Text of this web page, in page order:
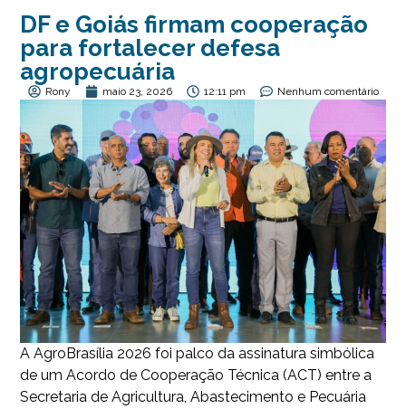
DF e Goiás firmam cooperação
para fortalecer defesa
agropecuária
Rony maio 23, 2026 12:11 pm Nenhum comentário
A AgroBrasília 2026 foi palco da assinatura simbólica
de um Acordo de Cooperação Técnica (ACT) entre a
Secretaria de Agricultura, Abastecimento e Pecuária